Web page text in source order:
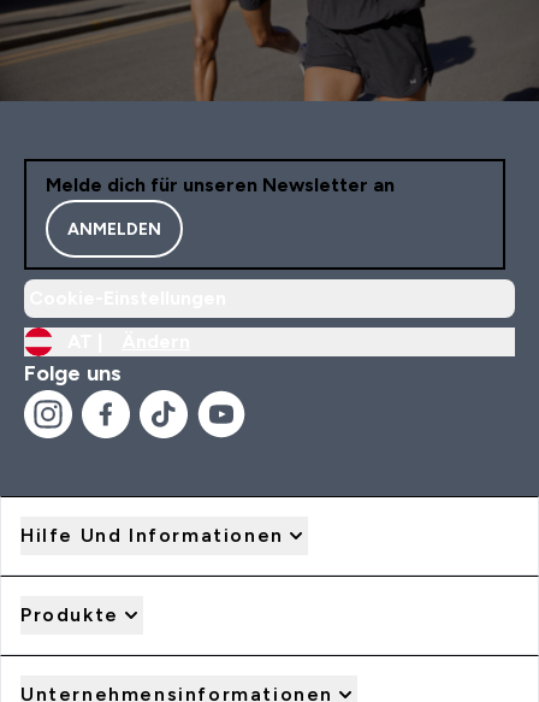
Melde dich für unseren Newsletter an
ANMELDEN
Folge uns
Hilfe Und Informationen
Produkte
Unternehmensinformationen